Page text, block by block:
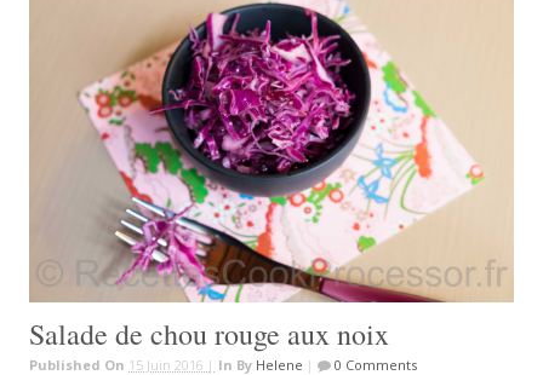
Salade de chou rouge aux noix
Published On 15 Juin 2016 | In By Helene | 0 Comments